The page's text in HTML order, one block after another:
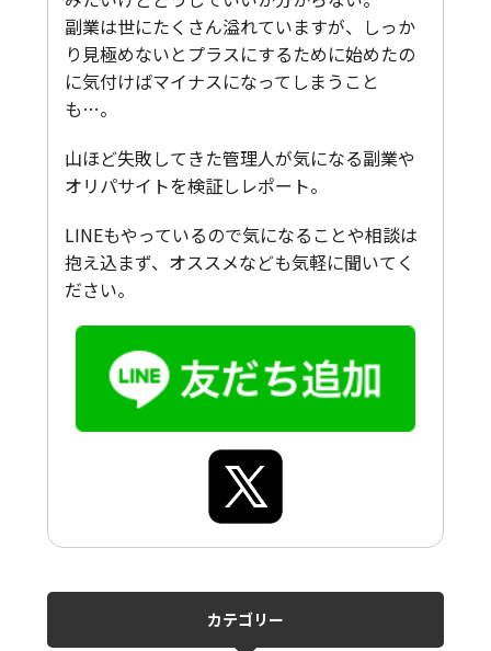
副業は世にたくさん溢れていますが、しっか
り見極めないとプラスにするために始めたの
に気付けばマイナスになってしまうこと
も…。
山ほど失敗してきた管理人が気になる副業や
オリパサイトを検証しレポート。
LINEもやっているので気になることや相談は
抱え込まず、オススメなども気軽に聞いてく
ださい。
カテゴリー